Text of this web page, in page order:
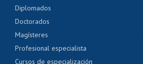
Diplomados
Doctorados
Magísteres
Profesional especialista
Cursos de especialización